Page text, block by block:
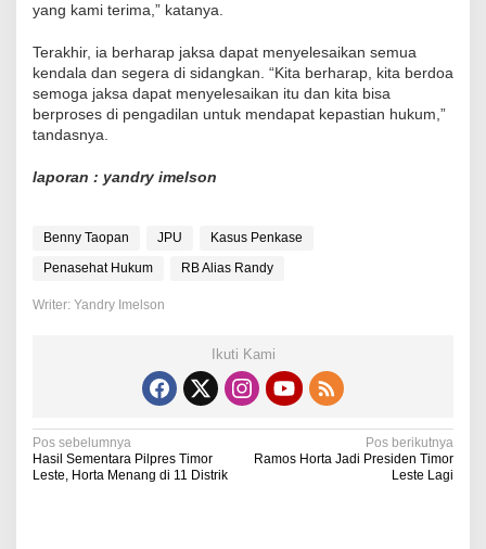
yang kami terima,” katanya.
Terakhir, ia berharap jaksa dapat menyelesaikan semua
kendala dan segera di sidangkan. “Kita berharap, kita berdoa
semoga jaksa dapat menyelesaikan itu dan kita bisa
berproses di pengadilan untuk mendapat kepastian hukum,”
tandasnya.
laporan : yandry imelson
Benny Taopan JPU
Kasus Penkase
Penasehat Hukum
RB Alias Randy
Writer: Yandry Imelson
Ikuti Kami
N
a
Pos sebelumnya
Hasil Sementara Pilpres Timor
Leste, Horta Menang di 11 Distrik
Pos berikutnya
Ramos Horta Jadi Presiden Timor
Leste Lagi